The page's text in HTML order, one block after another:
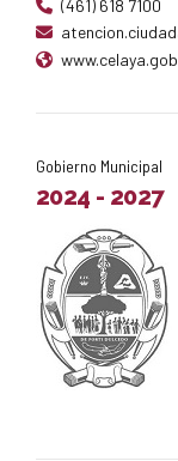
(461) 618 7100
Gobierno Municipal
2024 - 2027